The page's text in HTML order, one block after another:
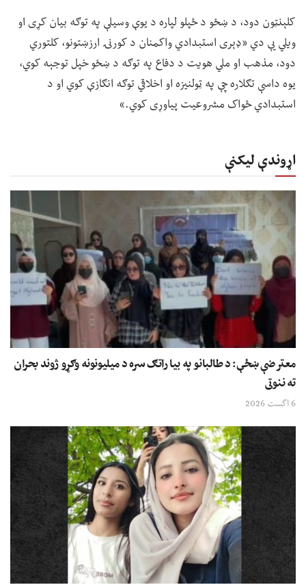
کلېنټون دود، د ښځو د ځپلو لپاره د یوې وسیلې په توګه بیان کړی او
ویلي یې دي «ډېری استبدادي واکمنان د کورنۍ ارزښتونو، کلتوري
دود، مذهب او ملي هویت د دفاع په توګه د ښځو خپل توجېه کوي،
یوه داسې تګلاره چې په ټولنیزه او اخلاقي توګه انګازې کوي او د
استبدادي ځواک مشروعیت پیاوړی کوي.»
اړوندې لیکنې
معترضې ښځې: د طالبانو په بیا راتګ سره د میلیونونه وګړو ژوند بحران
ته ننوتی
6 اگست 2026